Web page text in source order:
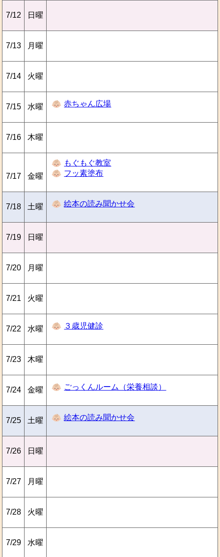
7/12 日曜
7/13 月曜
7/14 火曜
7/15 水曜 赤ちゃん広場
7/16 木曜
7/17 金曜
もぐもぐ教室
フッ素塗布
7/18 土曜 絵本の読み聞かせ会
7/19 日曜
7/20 月曜
7/21 火曜
7/22 水曜 ３歳児健診
7/23 木曜
7/24 金曜 ごっくんルーム（栄養相談）
7/25 土曜 絵本の読み聞かせ会
7/26 日曜
7/27 月曜
7/28 火曜
7/29 水曜